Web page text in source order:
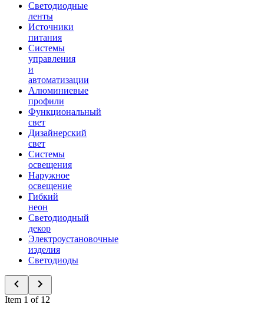
Светодиодные
ленты
Источники
питания
Системы
управления
и
автоматизации
Алюминиевые
профили
Функциональный
свет
Дизайнерский
свет
Системы
освещения
Наружное
освещение
Гибкий
неон
Светодиодный
декор
Электроустановочные
изделия
Светодиоды
Item 1 of 12